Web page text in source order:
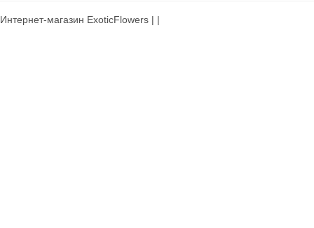
Интернет-магазин ExoticFlowers | |